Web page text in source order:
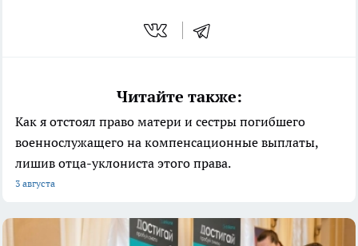
Читайте также:
Как я отстоял право матери и сестры погибшего
военнослужащего на компенсационные выплаты,
лишив отца-уклониста этого права.
3 августа